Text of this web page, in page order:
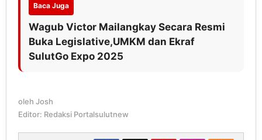
Baca Juga
Wagub Victor Mailangkay Secara Resmi
Buka Legislative,UMKM dan Ekraf
SulutGo Expo 2025
oleh Josh
Editor: Redaksi Portalsulutnew